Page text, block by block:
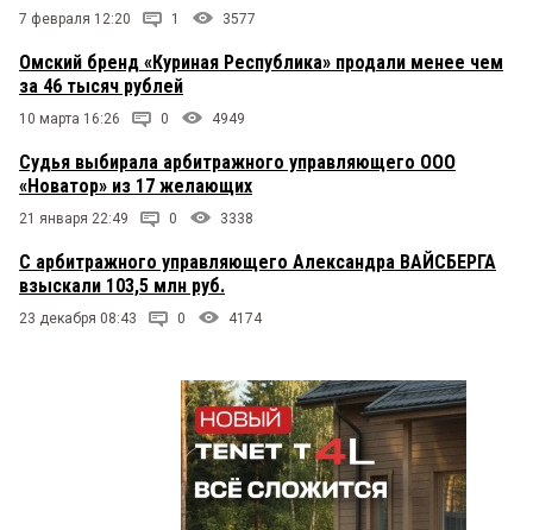
7 февраля 12:20 1 3577
Омский бренд «Куриная Республика» продали менее чем
за 46 тысяч рублей
10 марта 16:26 0 4949
Судья выбирала арбитражного управляющего ООО
«Новатор» из 17 желающих
21 января 22:49 0 3338
С арбитражного управляющего Александра ВАЙСБЕРГА
взыскали 103,5 млн руб.
23 декабря 08:43 0 4174